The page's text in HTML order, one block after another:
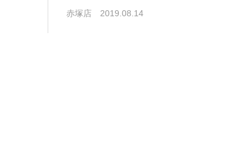
赤塚店 2019.08.14